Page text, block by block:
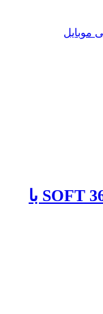
رینگ لایت عکاسی مدل SOFT 360 با